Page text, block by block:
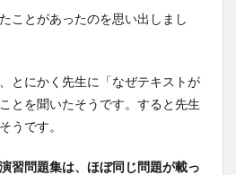
ことがあったのを思い出しまし
とにかく先生に「なぜテキストが
とを聞いたそうです。すると先生
うです。
習問題集は、ほぼ同じ問題が載っ